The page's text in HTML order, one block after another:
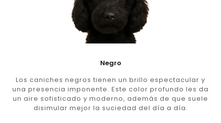
Negro
Los caniches negros tienen un brillo espectacular y
una presencia imponente. Este color profundo les da
un aire sofisticado y moderno, además de que suele
disimular mejor la suciedad del día a día.